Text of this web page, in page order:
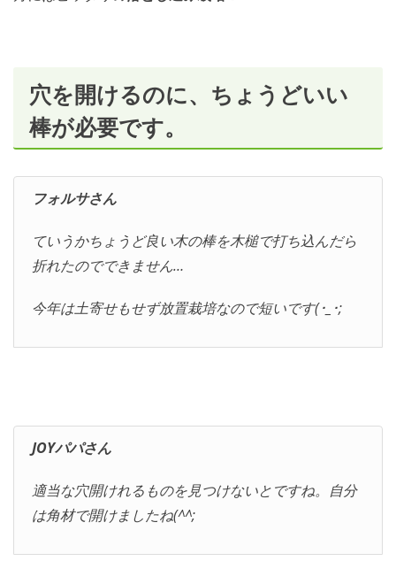
穴を開けるのに、ちょうどいい
棒が必要です。
フォルサさん
ていうかちょうど良い木の棒を木槌で打ち込んだら
折れたのでできません…
今年は土寄せもせず放置栽培なので短いです(･_･;
JOYパパさん
適当な穴開けれるものを見つけないとですね。自分
は角材で開けましたね(^^;